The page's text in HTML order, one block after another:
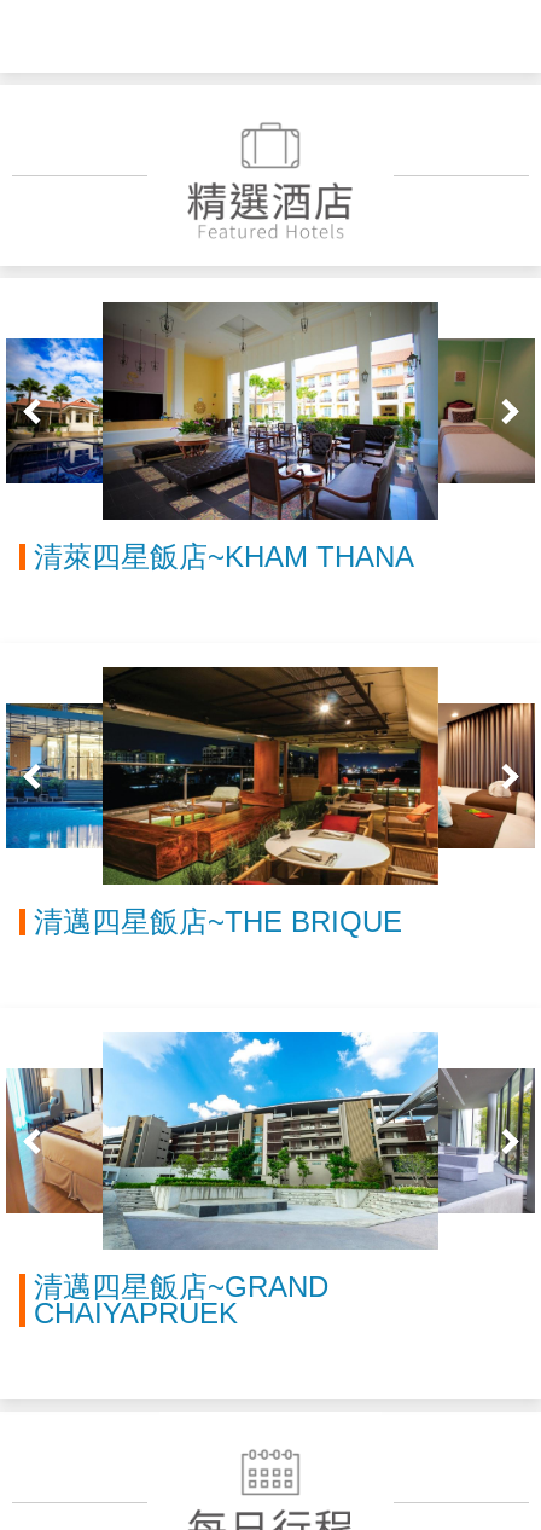
清萊四星飯店~KHAM THANA
清邁四星飯店~THE BRIQUE
清邁四星飯店~GRAND
CHAIYAPRUEK